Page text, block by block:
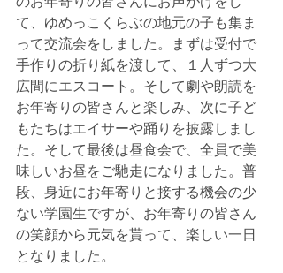
て、ゆめっこくらぶの地元の子も集ま
って交流会をしました。まずは受付で
手作りの折り紙を渡して、１人ずつ大
広間にエスコート。そして劇や朗読を
お年寄りの皆さんと楽しみ、次に子ど
もたちはエイサーや踊りを披露しまし
た。そして最後は昼食会で、全員で美
味しいお昼をご馳走になりました。普
段、身近にお年寄りと接する機会の少
ない学園生ですが、お年寄りの皆さん
の笑顔から元気を貰って、楽しい一日
となりました。